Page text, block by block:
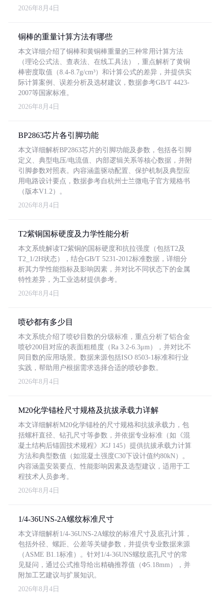
2026年8月4日
铜棒的重量计算方法有哪些
本文详细介绍了铜棒和黄铜棒重量的三种常用计算方法
（理论公式法、查表法、在线工具法），重点解析了黄铜
棒密度取值（8.4-8.7g/cm³）和计算公式的差异，并提供实
际计算案例、误差分析及选材建议，数据参考GB/T 4423-
2007等国家标准。
2026年8月4日
BP2863芯片各引脚功能
本文详细解析BP2863芯片的引脚功能及参数，包括各引脚
定义、典型电压/电流值、内部逻辑关系等核心数据，并附
引脚参数对照表。内容涵盖驱动配置、保护机制及典型应
用电路设计要点，数据参考自杭州士兰微电子官方规格书
（版本V1.2）。
2026年8月4日
T2紫铜国标硬度及力学性能分析
本文系统解读T2紫铜的国标硬度和抗拉强度（包括T2及
T2_1/2H状态），结合GB/T 5231-2012标准数据，详细分
析其力学性能指标及影响因素，并对比不同状态下的金属
特性差异，为工业选材提供参考。
2026年8月4日
喷砂都有多少目
本文系统介绍了喷砂目数的分级标准，重点分析了铝合金
喷砂200目对应的表面粗糙度（Ra 3.2-6.3μm），并对比不
同目数的应用场景。数据来源包括ISO 8503-1标准和行业
实践，帮助用户根据需求选择合适的喷砂参数。
2026年8月4日
M20化学锚栓尺寸规格及抗拔承载力详解
本文详细解析M20化学锚栓的尺寸规格和抗拔承载力，包
括螺杆直径、钻孔尺寸等参数，并依据专业标准（如《混
凝土结构后锚固技术规程》JGJ 145）提供抗拔承载力计算
方法和典型数值（如混凝土强度C30下设计值约80kN）。
内容涵盖安装要点、性能影响因素及选型建议，适用于工
程技术人员参考。
2026年8月4日
1/4-36UNS-2A螺纹标准尺寸
本文详细解析1/4-36UNS-2A螺纹的标准尺寸及底孔计算，
包括外径、螺距、公差等关键参数，并提供专业数据来源
（ASME B1.1标准）。针对1/4-36UNS螺纹底孔尺寸的常
见疑问，通过公式推导给出精确推荐值（Φ5.18mm），并
附加工艺建议与扩展知识。
2026年8月4日